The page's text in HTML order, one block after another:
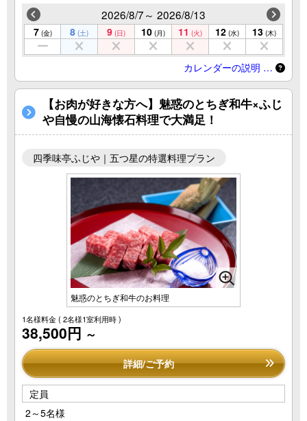
2026/8/7～ 2026/8/13
7 (金) 8 (土) 9 (日) 10 (月) 11 (火) 12 (水) 13 (木)
カレンダーの説明 …
【お肉が好きな方へ】魅惑のとちぎ和牛×ふじ
や自慢の山海懐石料理で大満足！
四季味亭ふじや｜五つ星の特選料理プラン
魅惑のとちぎ和牛のお料理
1名様料金( 2名様1室利用時 )
38,500円 ～
詳細/ご予約
定員
2～5名様